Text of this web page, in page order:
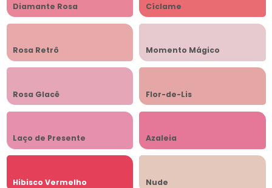
Diamante Rosa Cíclame
Rosa Retrô Momento Mágico
Rosa Glacê Flor-de-Lis
Laço de Presente Azaleia
Hibisco Vermelho Nude